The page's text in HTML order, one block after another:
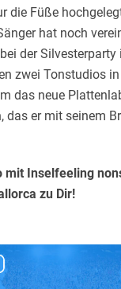
die Füße
hat noch
der Silvesterparty
zwei Tonstudios
das neue
das er mit seinem
mit Inselfeeling
zu Dir!